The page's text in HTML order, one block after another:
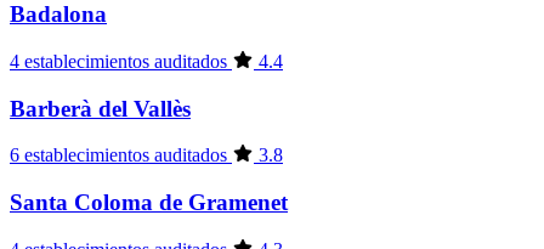
Badalona
4 establecimientos auditados 4.4
Barberà del Vallès
6 establecimientos auditados 3.8
Santa Coloma de Gramenet